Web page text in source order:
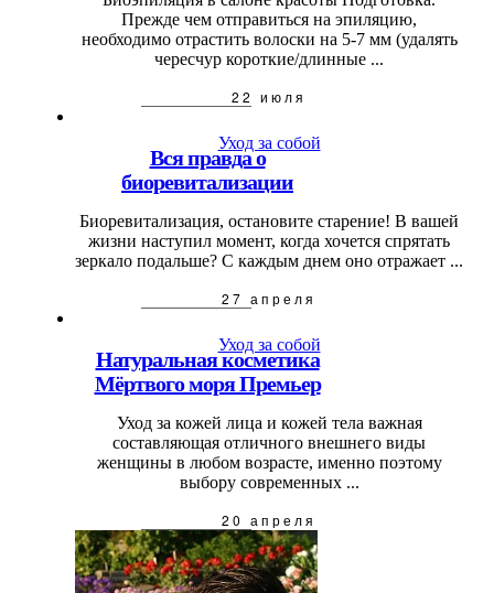
Прежде чем отправиться на эпиляцию,
необходимо отрастить волоски на 5-7 мм (удалять
чересчур короткие/длинные ...
22 июля
Уход за собой
Вся правда о
биоревитализации
Биоревитализация, остановите старение! В вашей
жизни наступил момент, когда хочется спрятать
зеркало подальше? С каждым днем оно отражает ...
27 апреля
Уход за собой
Натуральная косметика
Мёртвого моря Премьер
Уход за кожей лица и кожей тела важная
составляющая отличного внешнего виды
женщины в любом возрасте, именно поэтому
выбору современных ...
20 апреля